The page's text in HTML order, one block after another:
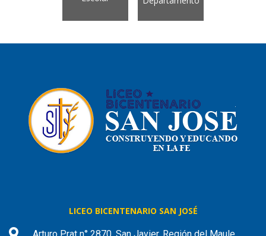
LICEO BICENTENARIO SAN JOSÉ
Arturo Prat n° 2870, San Javier, Región del Maule,